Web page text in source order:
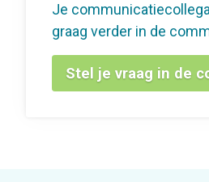
Je
graag verder in de
Stel je vraag in de